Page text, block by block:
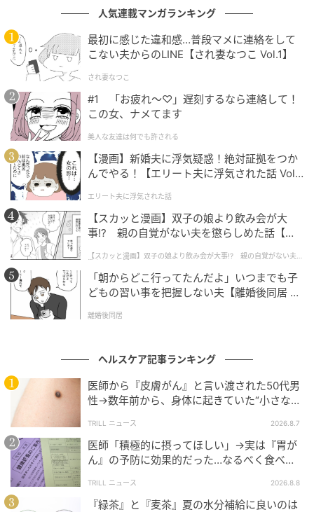
肌に触れる面は天然コットン100%で、国内の針布起毛
技術によって極限まで起毛した表面に仕上げられてい
ます。
デリケートゾーンに直接当たる面が柔らかい繊維で覆
われているため、化学繊維素材の一般的なおりものシ
ートとは異なる肌触りを持ちます。
市販品の約220倍の通気性
カケンテストセンターによる測定で、本商品は市販の
おりものシートと比較して約220倍の通気性が確認さ
れています。
人気連載マンガランキング
最初に感じた違和感…普段マメに連絡をして
こない夫からのLINE【され妻なつこ Vol.1】
され妻なつこ
#1 「お疲れ〜♡」遅刻するなら連絡して！
この女、ナメてます
美人な友達は何でも許される
【漫画】新婚夫に浮気疑惑！絶対証拠をつか
んでやる！【エリート夫に浮気された話 Vol.
エリート夫に浮気された話
【スカッと漫画】双子の娘より飲み会が大
事!? 親の自覚がない夫を懲らしめた話【第1
【スカッと漫画】双子の娘より飲み会が大事!? 親の自覚がない夫を
懲らしめた話
「朝からどこ行ってたんだよ」いつまでも子
どもの習い事を把握しない夫【離婚後同居 Vo
離婚後同居
ヘルスケア記事ランキング
医師から『皮膚がん』と言い渡された50代男
性→数年前から、身体に起きていた“小さな異
TRILL ニュース 2026.8.7
医師「積極的に摂ってほしい」→実は『胃が
ん』の予防に効果的だった…なるべく食べる
TRILL ニュース 2026.8.8
『緑茶』と『麦茶』夏の水分補給に良いのは